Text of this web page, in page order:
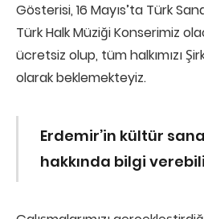
Gösterisi, 16 Mayıs’ta Türk
Türk Halk Müziği Konserimiz
ücretsiz olup, tüm halkımızı
olarak beklemekteyiz.
Erdemir’in kültür
hakkında bilgi